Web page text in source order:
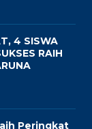
4 SISWA
RAIH
Peringkat